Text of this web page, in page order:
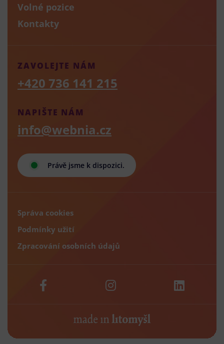
Volné pozice
Kontakty
Právě jsme k dispozici.
NAPIŠTE NÁM
info@webnia.cz
ZAVOLEJTE NÁM
+420 736 141 215
Správa cookies
Podmínky užití
Zpracování osobních údajů